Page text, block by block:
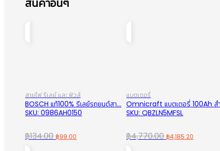
สายไฟ รีเลย์ และ ฟิวส์
BOSCH แท้100% รีเลย์รถยนต์สา...
SKU: 0986AH0150
฿134.00 Original
฿99.00
แบตเตอรี่
Omnicraft แบตเตอรี่ 100Ah ส
SKU: QBZLN5MFSL
฿4,770.00 Original
฿4,185.20